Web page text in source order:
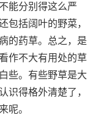
能分别得这么严
包括阔叶的野菜，
的药草。总之，是
作不大有用处的草
些。有些野草是大
识得格外清楚了，
呢。